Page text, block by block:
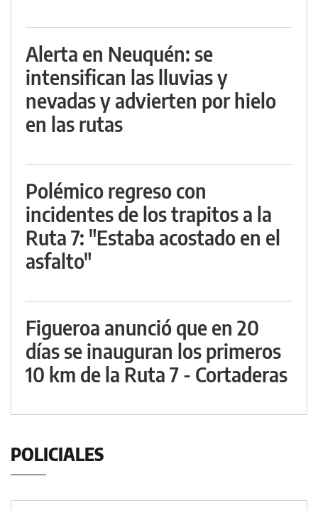
Alerta en Neuquén: se
intensifican las lluvias y
nevadas y advierten por hielo
en las rutas
Polémico regreso con
incidentes de los trapitos a la
Ruta 7: "Estaba acostado en el
asfalto"
Figueroa anunció que en 20
días se inauguran los primeros
10 km de la Ruta 7 - Cortaderas
POLICIALES